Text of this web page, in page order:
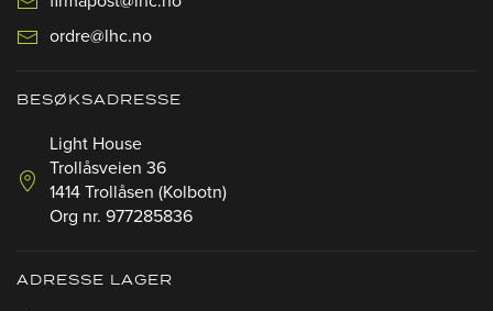
ordre@lhc.no
BESØKSADRESSE
Light House
Trollåsveien 36
1414 Trollåsen (Kolbotn)
Org nr. 977285836
ADRESSE LAGER